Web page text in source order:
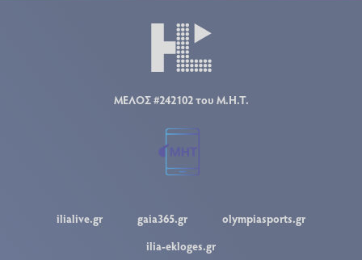
ΜΕΛΟΣ #242102 του Μ.Η.Τ.
ilialive.gr gaia365.gr
olympiasports.gr
ilia-ekloges.gr